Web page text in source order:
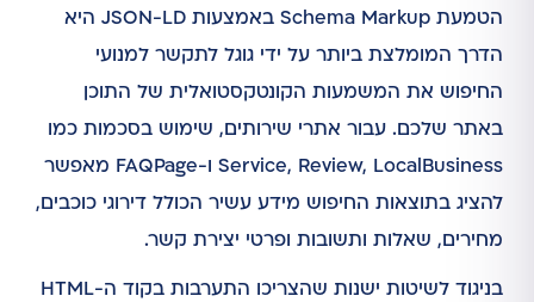
הטמעת Schema Markup באמצעות JSON-LD היא
הדרך המומלצת ביותר על ידי גוגל לתקשר למנועי
החיפוש את המשמעות הקונטקסטואלית של התוכן
באתר שלכם. עבור אתרי שירותים, שימוש בסכמות כמו
Service, Review, LocalBusiness ו-FAQPage מאפשר
להציג בתוצאות החיפוש מידע עשיר הכולל דירוגי כוכבים,
מחירים, שאלות ותשובות ופרטי יצירת קשר.
בניגוד לשיטות ישנות שהצריכו התערבות בקוד ה-HTML